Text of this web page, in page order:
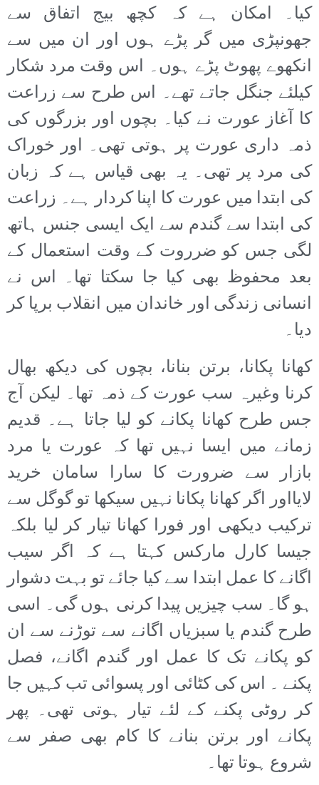
کیا۔ امکان ہے کہ کچھ بیج اتفاق سے
جھونپڑی میں گر پڑے ہوں اور ان میں سے
انکھوے پھوٹ پڑے ہوں۔ اس وقت مرد شکار
کیلئے جنگل جاتے تھے۔ اس طرح سے زراعت
کا آغاز عورت نے کیا۔ بچوں اور بزرگوں کی
ذمہ داری عورت پر ہوتی تھی۔ اور خوراک
کی مرد پر تھی۔ یہ بھی قیاس ہے کہ زبان
کی ابتدا میں عورت کا اپنا کردار ہے۔ زراعت
کی ابتدا سے گندم سے ایک ایسی جنس ہاتھ
لگی جس کو ضرروت کے وقت استعمال کے
بعد محفوظ بھی کیا جا سکتا تھا۔ اس نے
انسانی زندگی اور خاندان میں انقلاب برپا کر
دیا۔
کھانا پکانا، برتن بنانا، بچوں کی دیکھ بھال
کرنا وغیرہ سب عورت کے ذمہ تھا۔ لیکن آج
جس طرح کھانا پکانے کو لیا جاتا ہے۔ قدیم
زمانے میں ایسا نہیں تھا کہ عورت یا مرد
بازار سے ضرورت کا سارا سامان خرید
لایااور اگر کھانا پکانا نہیں سیکھا تو گوگل سے
ترکیب دیکھی اور فورا کھانا تیار کر لیا بلکہ
جیسا کارل مارکس کہتا ہے کہ اگر سیب
اگانے کا عمل ابتدا سے کیا جائے تو بہت دشوار
ہو گا۔ سب چیزیں پیدا کرنی ہوں گی۔ اسی
طرح گندم یا سبزیاں اگانے سے توڑنے سے ان
کو پکانے تک کا عمل اور گندم اگانے، فصل
پکنے ۔ اس کی کٹائی اور پسوائی تب کہیں جا
کر روٹی پکنے کے لئے تیار ہوتی تھی۔ پھر
پکانے اور برتن بنانے کا کام بھی صفر سے
شروع ہوتا تھا۔